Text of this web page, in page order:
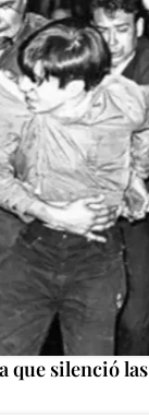
que silenció